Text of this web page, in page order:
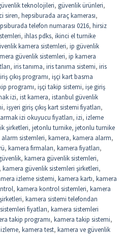
teknolojileri, güvenlik ürünleri,
siren, hepsiburada araç kamerası,
telefon numarası 0216, hirsiz
, ihlas pdks, ikinci el turnike
kamera sistemleri, ip güvenlik
güvenlik sistemleri, ip kamera
, iris tanıma, iris tanıma sistemi, iris
çıkış programı, işçi kart basma
programı, işçi takip sistemi, işe giriş
izi, ist kamera, istanbul güvenlik
, işyeri giriş çıkış kart sistemi fiyatları,
izi okuyucu fiyatları, izi, izleme
şirketleri, jetonlu turnike, jetonlu turnike
sistemleri, kamera, kamera alarm,
, kamera firmaları, kamera fiyatları,
, kamera güvenlik sistemleri,
, kamera güvenlik sistemleri şirketleri,
izleme sistemi, kamera kartı, kamera
, kamera kontrol sistemleri, kamera
, kamera sistemi telefondan
fiyatları, kamera sistemleri
takip programı, kamera takip sistemi,
, kamera test, kamera ve güvenlik